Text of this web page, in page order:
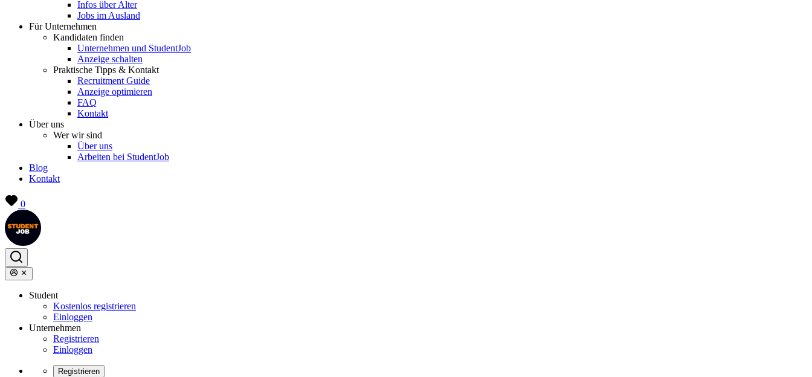
Infos über Alter
Jobs im Ausland
Für Unternehmen
Kandidaten finden
Unternehmen und StudentJob
Anzeige schalten
Praktische Tipps & Kontakt
Recruitment Guide
Anzeige optimieren
FAQ
Kontakt
Über uns
Wer wir sind
Über uns
Arbeiten bei StudentJob
Blog
Kontakt
0
Student
Kostenlos registrieren
Einloggen
Unternehmen
Registrieren
Einloggen
Registrieren